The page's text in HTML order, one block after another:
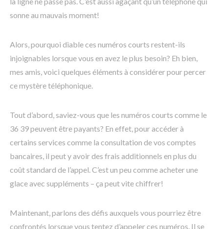
sonne au mauvais moment!
Alors, pourquoi diable ces numéros courts restent-ils
injoignables lorsque vous en avez le plus besoin? Eh bien,
mes amis, voici quelques éléments à considérer pour percer
ce mystère téléphonique.
Tout d’abord, saviez-vous que les numéros courts comme le
36 39 peuvent être payants? En effet, pour accéder à
certains services comme la consultation de vos comptes
bancaires, il peut y avoir des frais additionnels en plus du
coût standard de l’appel. C’est un peu comme acheter une
glace avec suppléments – ça peut vite chiffrer!
Maintenant, parlons des défis auxquels vous pourriez être
confrontés lorsque vous tentez d’appeler ces numéros. Il se